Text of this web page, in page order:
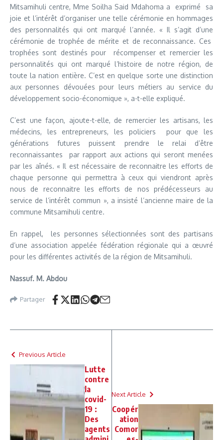
Mitsamihuli centre, Mme Soilha Said Mdahoma a exprimé sa
joie et l’intérêt d’organiser une telle cérémonie en hommages
des personnalités qui ont marqué l’année. « Il s’agit d’une
cérémonie de trophée de mérite et de reconnaissance. Ces
trophées sont destinés pour récompenser et remercier les
personnalités qui ont marqué l’histoire de notre région, de
toute la nation entière. C’est en quelque sorte une distinction
aux personnes dévouées pour leurs métiers au service du
développement socio-économique », a-t-elle expliqué.
C’est une façon, ajoute-t-elle, de remercier les artisans, les
médecins, les entrepreneurs, les policiers pour que les
générations futures puissent prendre le relai d’être
reconnaissantes par rapport aux actions qui seront menées
par les aînés. « Il est nécessaire de reconnaitre les efforts de
chaque personne qui permettra à ceux qui viendront après
nous de reconnaitre les efforts de nos prédécesseurs au
service de l’intérêt commun », a insisté l’ancienne maire de la
commune Mitsamihuli centre.
En rappel, les personnes sélectionnées sont des partisans
d’une association appelée fédération régionale qui a œuvré
pour les différentes activités de la région de Mitsamihuli.
Nassuf. M. Abdou
Partager
Previous Article
Lutte
contre
la
covid-
19 :
Des
agents
Next Article
Coopér
ation
Comor